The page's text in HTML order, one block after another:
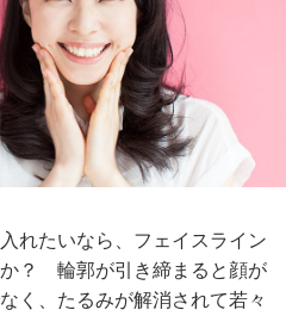
れたいなら、フェイスライン
？ 輪郭が引き締まると顔が
く、たるみが解消されて若々